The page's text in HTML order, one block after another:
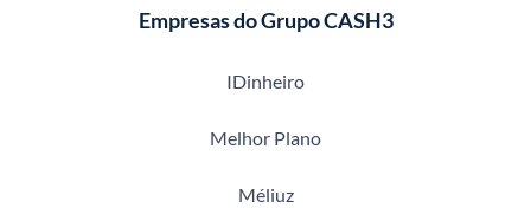
Empresas do Grupo CASH3
IDinheiro
Melhor Plano
Méliuz